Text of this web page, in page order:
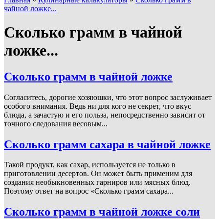
чайной ложке...
Сколько грамм в чайной
ложке...
Сколько грамм в чайной ложке
Согласитесь, дорогие хозяюшки, что этот вопрос заслуживает
особого внимания. Ведь ни для кого не секрет, что вкус
блюда, а зачастую и его польза, непосредственно зависит от
точного следования весовым...
Сколько грамм сахара в чайной ложке
Такой продукт, как сахар, используется не только в
приготовлении десертов. Он может быть применим для
создания необыкновенных гарниров или мясных блюд.
Поэтому ответ на вопрос «Сколько грамм сахара...
Сколько грамм в чайной ложке соли